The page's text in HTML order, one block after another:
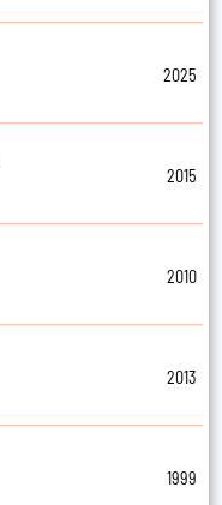
2025
2015
2010
2013
1999